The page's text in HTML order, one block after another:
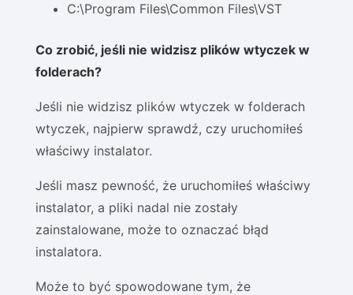
C:\Program Files\Common Files\VST
Co zrobić, jeśli nie widzisz plików wtyczek w
folderach?
Jeśli nie widzisz plików wtyczek w folderach
wtyczek, najpierw sprawdź, czy uruchomiłeś
właściwy instalator.
Jeśli masz pewność, że uruchomiłeś właściwy
instalator, a pliki nadal nie zostały
zainstalowane, może to oznaczać błąd
instalatora.
Może to być spowodowane tym, że